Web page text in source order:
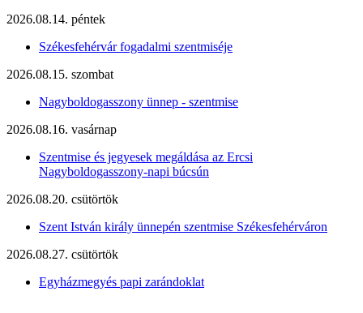
2026.08.14. péntek
Székesfehérvár fogadalmi szentmiséje
2026.08.15. szombat
Nagyboldogasszony ünnep - szentmise
2026.08.16. vasárnap
Szentmise és jegyesek megáldása az Ercsi
Nagyboldogasszony-napi búcsún
2026.08.20. csütörtök
Szent István király ünnepén szentmise Székesfehérváron
2026.08.27. csütörtök
Egyházmegyés papi zarándoklat